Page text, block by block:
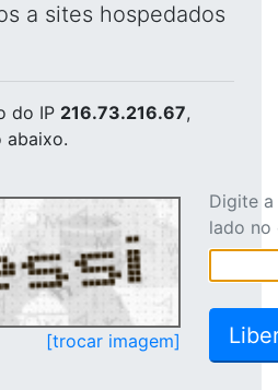
a sites hospedados
do IP 216.73.216.67,
abaixo.
[trocar imagem]
Digite
lado no